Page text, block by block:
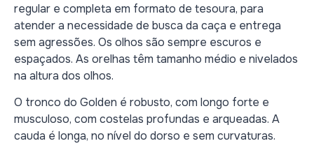
regular e completa em formato de tesoura, para
atender a necessidade de busca da caça e entrega
sem agressões. Os olhos são sempre escuros e
espaçados. As orelhas têm tamanho médio e nivelados
na altura dos olhos.
O tronco do Golden é robusto, com longo forte e
musculoso, com costelas profundas e arqueadas. A
cauda é longa, no nível do dorso e sem curvaturas.